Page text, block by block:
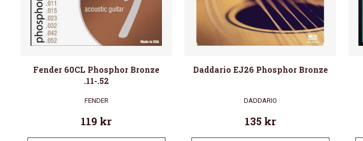
Fender 60CL Phosphor Bronze
.11-.52
FENDER
119 kr
Daddario EJ26 Phosphor Bronze
DADDARIO
135 kr